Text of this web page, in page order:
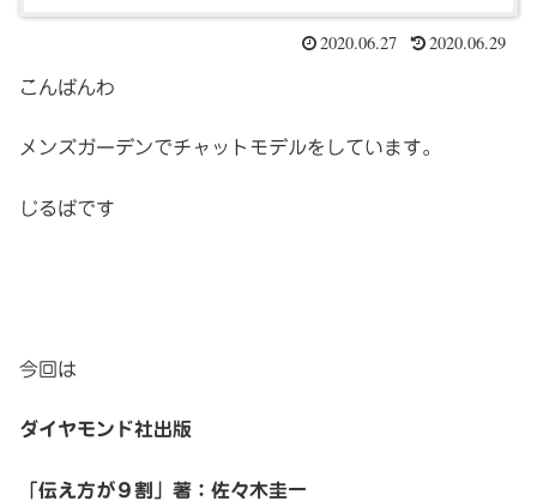
2020.06.27 2020.06.29
こんばんわ
メンズガーデンでチャットモデルをしています。
じるばです
今回は
ダイヤモンド社出版
「伝え方が９割」著：佐々木圭一